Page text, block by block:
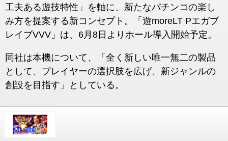
工夫ある遊技特性」を軸に、新たなパチンコの楽し
み方を提案する新コンセプト。「遊moreLT Pエガブ
レイブVVV」は、6月8日よりホール導入開始予定。
同社は本機について、「全く新しい唯一無二の製品
として、プレイヤーの選択肢を広げ、新ジャンルの
創設を目指す」としている。